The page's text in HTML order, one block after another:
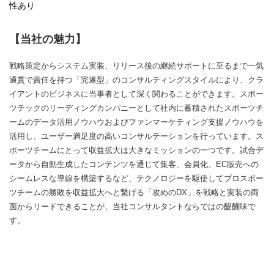
性あり
【当社の魅力】
戦略策定からシステム実装、リリース後の継続サポートに至るまで一気
通貫で責任を持つ「完遂型」のコンサルティングスタイルにより、クラ
イアントのビジネスに当事者として深く関わることができます。スポー
ツテックのリーディングカンパニーとして社内に蓄積されたスポーツチ
ームのデータ活用ノウハウおよびファンマーケティング支援ノウハウを
活用し、ユーザー満足度の高いコンサルテーションを行っています。ス
ポーツチームにとって収益拡大は大きなミッションの一つです。試合デ
ータから自動生成したコンテンツを通じて集客、会員化、EC販売への
シームレスな導線を構築するなど、テクノロジーを駆使してプロスポー
ツチームの勝敗を収益拡大へと繋げる「攻めのDX」を戦略と実装の両
面からリードできることが、当社コンサルタントならではの醍醐味で
す。